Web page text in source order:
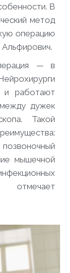
В
метод
операцию
— в
и работают
дужек
Такой
мышечной
отмечает